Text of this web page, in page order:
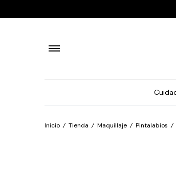
Inicio / Tienda / Maquillaje / Pintalabios /